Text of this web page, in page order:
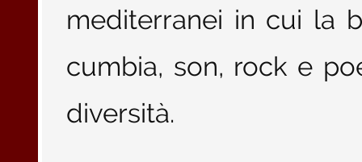
mediterranei in cui la
cumbia, son, rock e
diversità.